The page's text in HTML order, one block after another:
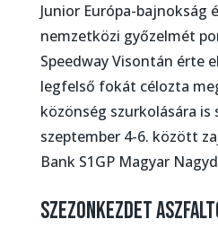
Junior Európa-bajnokság
nemzetközi győzelmét
Speedway Visontán érte
legfelső fokát célozta
közönség szurkolására is
szeptember 4-6. között
Bank S1GP Magyar
Szezonkezdet